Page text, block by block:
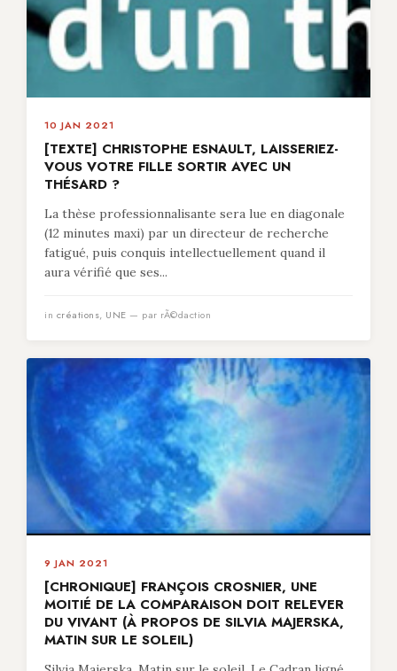
10 JAN 2021
[TEXTE] CHRISTOPHE ESNAULT, LAISSERIEZ-
VOUS VOTRE FILLE SORTIR AVEC UN
THÉSARD ?
La thèse professionnalisante sera lue en diagonale
(12 minutes maxi) par un directeur de recherche
fatigué, puis conquis intellectuellement quand il
aura vérifié que ses...
in créations, UNE — par rÃ©daction
9 JAN 2021
[CHRONIQUE] FRANÇOIS CROSNIER, UNE
MOITIÉ DE LA COMPARAISON DOIT RELEVER
DU VIVANT (À PROPOS DE SILVIA MAJERSKA,
MATIN SUR LE SOLEIL)